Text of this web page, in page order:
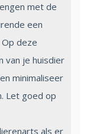
met de
een
deze
van je huisdier
minimaliseer
Let goed op
als er